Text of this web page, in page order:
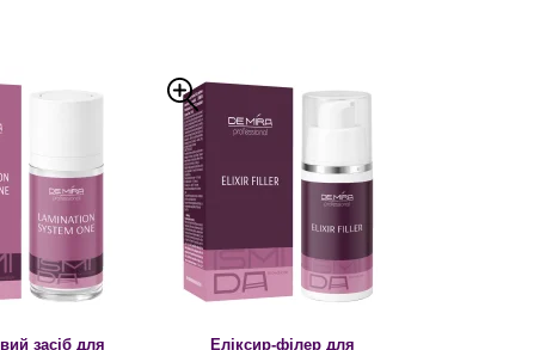
засіб для
Еліксир-філер для